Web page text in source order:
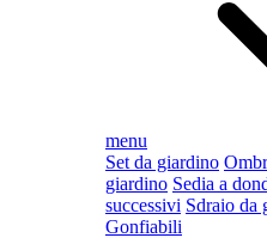
menu
Set da giardino
giardino Sedia a
successivi Sdraio da
Gonfiabili